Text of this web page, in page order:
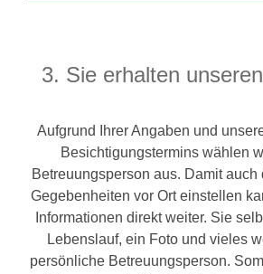
3. Sie erhalten
Aufgrund Ihrer Angaben und
Besichtigungstermins wählen
Betreuungsperson aus. Damit
Gegebenheiten vor Ort einstellen
Informationen direkt weiter. Sie
Lebenslauf, ein Foto und vieles
persönliche Betreuungsperson.